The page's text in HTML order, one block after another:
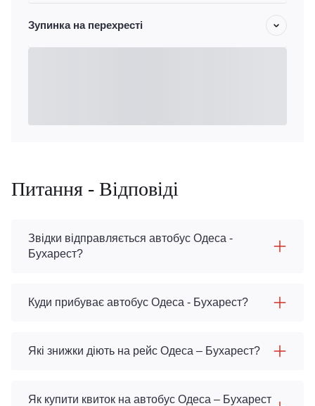
Зупинка на перехресті
Питання - Відповіді
Звідки відправляється автобус Одеса -
Бухарест?
Куди прибуває автобус Одеса - Бухарест?
Які знижки діють на рейс Одеса – Бухарест?
Як купити квиток на автобус Одеса – Бухарест